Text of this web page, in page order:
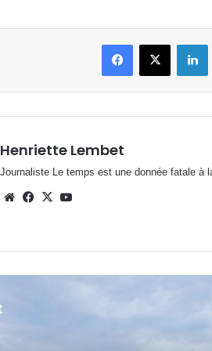
FacebookX
Henriette Lembet
Journaliste Le temps est une donnée fatale à
WebsiteFacebook
X